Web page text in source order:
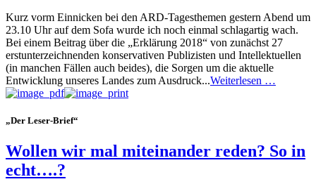
Kurz vorm Einnicken bei den ARD-Tagesthemen gestern Abend um
23.10 Uhr auf dem Sofa wurde ich noch einmal schlagartig wach.
Bei einem Beitrag über die „Erklärung 2018“ von zunächst 27
erstunterzeichnenden konservativen Publizisten und Intellektuellen
(in manchen Fällen auch beides), die Sorgen um die aktuelle
Entwicklung unseres Landes zum Ausdruck...Weiterlesen …
„Der Leser-Brief“
Wollen wir mal miteinander reden? So in
echt….?